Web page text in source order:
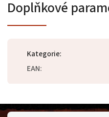
Doplňkové
Kategorie:
EAN: